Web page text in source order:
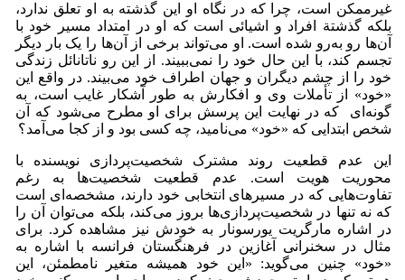
غیرممکن است، چرا که در نگاه او این گذشته به او تعلق ندارد،
بلکه گذشتة افراد و اشیائی است که او در امتداد مسیر خود با
آن‌ها رو به‌رو شده است. او می‌تواند برخی از آن‌ها را یک بار دیگر
تجسم کند، با این حال خود را نمی‌ببیند. از این رو ناتانائل زندگی
خود را از چشم دیگران و جهان اطراف خود می‌بیند. در واقع این
«خود» از تأملات وی و افکارش به طور آشکار غایب است، به
گونه‌ای که در نهایت این پرسش برای او مطرح می‌شود که آن
شخص ابتدایی که «خود» می‌نامید، چه کسی بود و از کجا می‌آمد؟
این عدم قطعیت روند مشترک شخصیت‌پردازی نویسنده با
محوریت هویت است. عدم قطعیت شخصیت‌ها به رغم
تفاوت‌هایی که در مسیرهای انتخابی خود دارند، مشخصه‌ای است
که نه تنها در شخصیت‌پردازی‌ها بروز می‌کند، بلکه می‌توان آن را
در اشاره مارگریت یورسونار به خودش نیز مشاهده کرد. برای
مثال در سخنرانی آغازین در فرهنگستان فرانسه با اشاره به
«خود» چنین می‌گوید: «این خود همیشه متغیر نامطمئن، این